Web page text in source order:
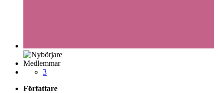
Medlemmar
3
Författare